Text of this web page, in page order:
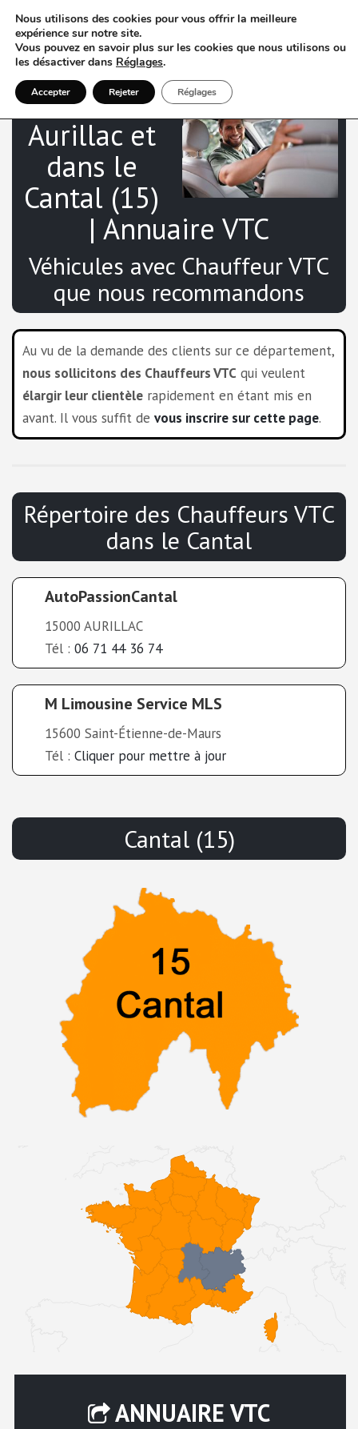
VTC à
Aurillac et
dans le
Cantal (15)
| Annuaire VTC
Véhicules avec Chauffeur VTC
que nous recommandons
Au vu de la demande des clients sur ce département,
nous sollicitons des Chauffeurs VTC qui veulent
élargir leur clientèle rapidement en étant mis en
avant. Il vous suffit de vous inscrire sur cette page.
Répertoire des Chauffeurs VTC
dans le Cantal
AutoPassionCantal
15000 AURILLAC
Tél : 06 71 44 36 74
M Limousine Service MLS
15600 Saint-Étienne-de-Maurs
Tél : Cliquer pour mettre à jour
Cantal (15)
ANNUAIRE VTC
Nous utilisons des cookies pour vous offrir la meilleure
expérience sur notre site.
Vous pouvez en savoir plus sur les cookies que nous utilisons ou
les désactiver dans Réglages.
Accepter Rejeter Réglages